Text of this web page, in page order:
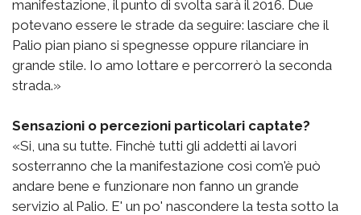
manifestazione, il punto di svolta sarà il 2016. Due
potevano essere le strade da seguire: lasciare che il
Palio pian piano si spegnesse oppure rilanciare in
grande stile. Io amo lottare e percorrerò la seconda
strada.»
Sensazioni o percezioni particolari captate?
«Si, una su tutte. Finchè tutti gli addetti ai lavori
sosterranno che la manifestazione così com'è può
andare bene e funzionare non fanno un grande
servizio al Palio. E' un po' nascondere la testa sotto la